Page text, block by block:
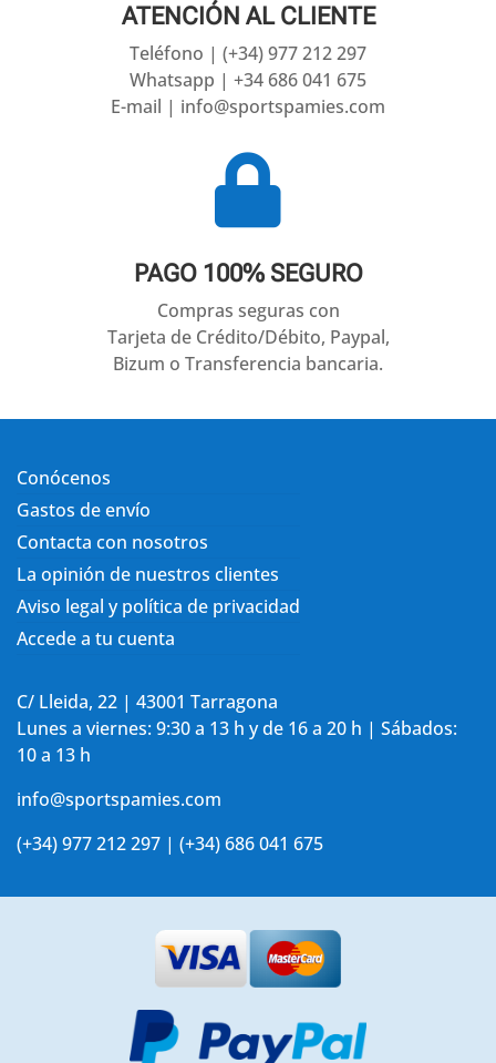
ATENCIÓN AL CLIENTE
Teléfono | (+34) 977 212 297
Whatsapp | +34 686 041 675
E-mail | info@sportspamies.com

PAGO 100% SEGURO
Compras seguras con
Tarjeta de Crédito/Débito, Paypal,
Bizum o Transferencia bancaria.
Conócenos
Gastos de envío
Contacta con nosotros
La opinión de nuestros clientes
Aviso legal y política de privacidad
Accede a tu cuenta
C/ Lleida, 22 | 43001 Tarragona
Lunes a viernes: 9:30 a 13 h y de 16 a 20 h | Sábados:
10 a 13 h
info@sportspamies.com
(+34) 977 212 297 | (+34) 686 041 675